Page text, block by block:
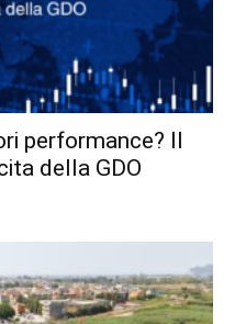
performance? Il
della GDO